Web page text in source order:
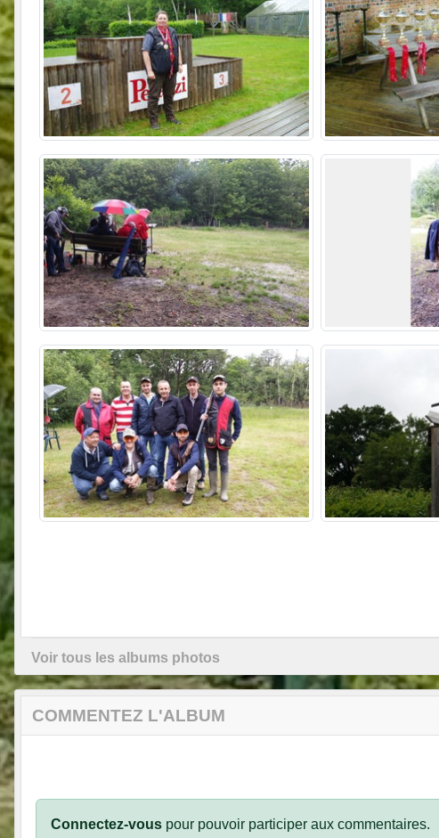
Voir tous les albums photos
COMMENTEZ L'ALBUM
Connectez-vous pour pouvoir participer aux commentaires.